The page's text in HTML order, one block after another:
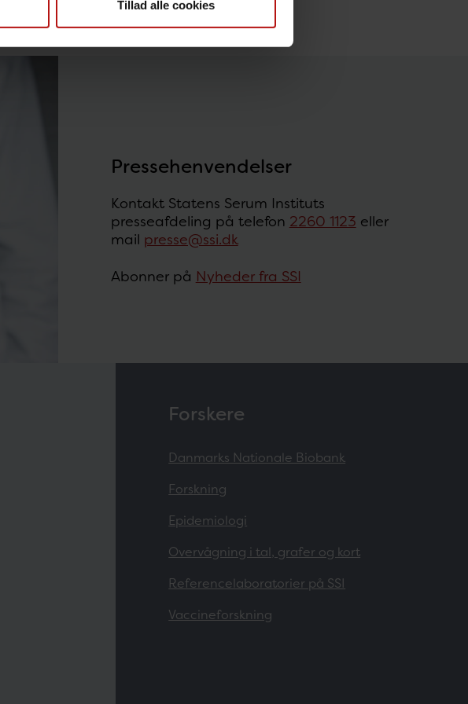
Tillad alle cookies
Pressehenvendelser
Kontakt Statens Serum Instituts
presseafdeling på telefon 2260 1123 eller
mail presse@ssi.dk
Abonner på Nyheder fra SSI
Forskere
Danmarks Nationale Biobank
Forskning
Epidemiologi
Overvågning i tal, grafer og kort
Referencelaboratorier på SSI
Vaccineforskning